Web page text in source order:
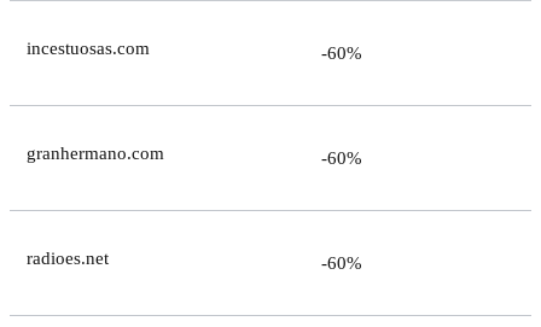
incestuosas.com -60%
granhermano.com -60%
radioes.net -60%